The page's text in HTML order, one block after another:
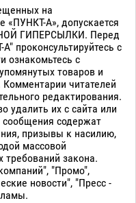
на
«ПУНКТ-А», допускается
ГИПЕРСЫЛКИ. Перед
проконсультируйтесь с
ознакомьтесь с
товаров и
Комментарии читателей
редактирования.
удалить их с сайта или
сообщения содержат
призывы к насилию,
массовой
закона.
"Промо",
новости", "Пресс -